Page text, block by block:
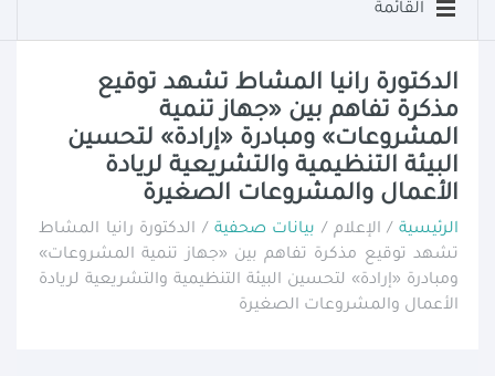
القائمة
الدكتورة رانيا المشاط تشهد توقيع
مذكرة تفاهم بين «جهاز تنمية
المشروعات» ومبادرة «إرادة» لتحسين
البيئة التنظيمية والتشريعية لريادة
الأعمال والمشروعات الصغيرة
الرئيسية/ الإعلام / بيانات صحفية / الدكتورة رانيا المشاط
تشهد توقيع مذكرة تفاهم بين «جهاز تنمية المشروعات»
ومبادرة «إرادة» لتحسين البيئة التنظيمية والتشريعية لريادة
الأعمال والمشروعات الصغيرة